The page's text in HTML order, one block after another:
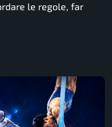
le regole, far